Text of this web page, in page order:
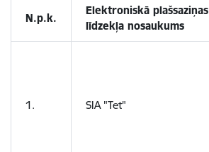
N.p.k.
Elektroniskā plašsaziņas
līdzekļa nosaukums
1. SIA "Tet"